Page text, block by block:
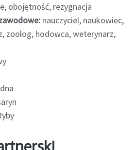
obojętność, rezygnacja
nauczyciel, naukowiec,
zoolog, hodowca, weterynarz,